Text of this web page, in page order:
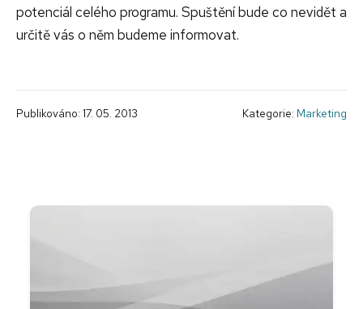
potenciál celého programu. Spuštění bude co nevidět a
určitě vás o něm budeme informovat.
Publikováno: 17. 05. 2013 Kategorie: Marketing